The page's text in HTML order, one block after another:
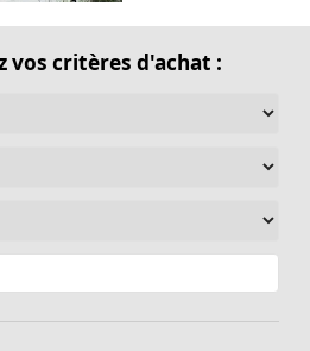
vos critères d'achat :